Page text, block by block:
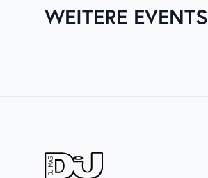
WEITERE EVENTS
03. AUG. 2026